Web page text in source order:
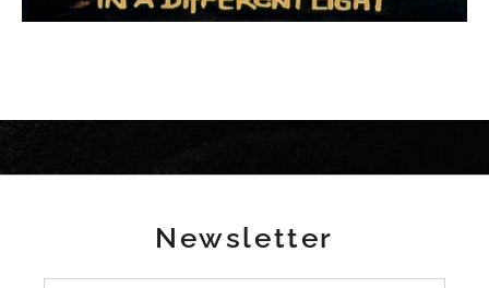
Newsletter